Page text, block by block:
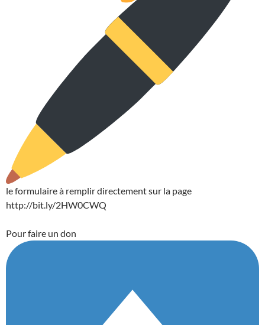
le formulaire à remplir directement sur la page
http://bit.ly/2HW0CWQ
Pour faire un don